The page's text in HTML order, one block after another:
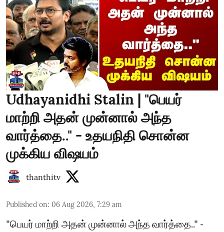
Udhayanidhi Stalin | "பெயர்
மாற்றி அதன் முன்னால் அந்த
வார்த்தை.." - உதயநிதி சொன்ன
முக்கிய விஷயம்
thanthitv
Published on: 06 Aug 2026, 7:29 am
"பெயர் மாற்றி அதன் முன்னால் அந்த வார்த்தை.." -